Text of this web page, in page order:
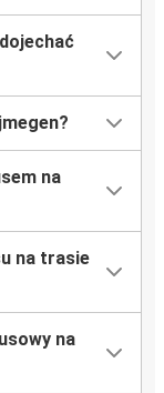
na
na trasie
na